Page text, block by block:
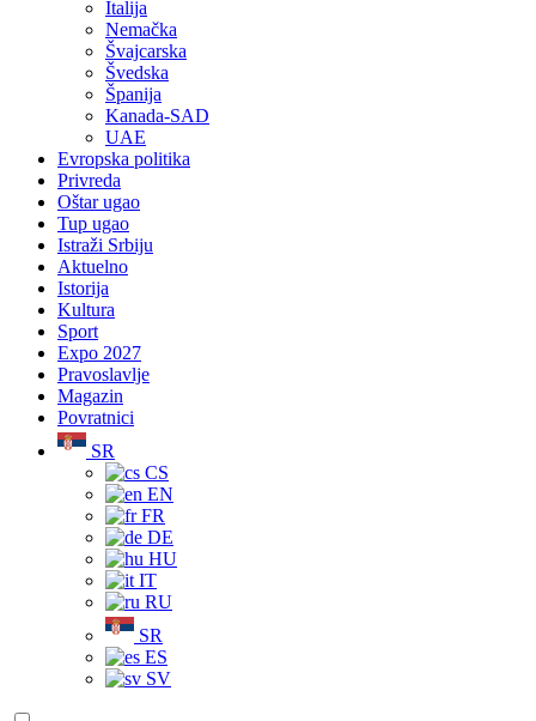
Italija
Nemačka
Švajcarska
Švedska
Španija
Kanada-SAD
UAE
Evropska politika
Privreda
Oštar ugao
Tup ugao
Istraži Srbiju
Aktuelno
Istorija
Kultura
Sport
Expo 2027
Pravoslavlje
Magazin
Povratnici
SR
CS
EN
FR
DE
HU
IT
RU
SR
ES
SV